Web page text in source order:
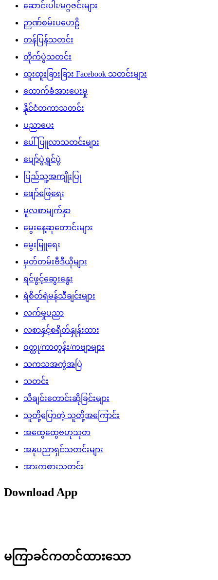
ဆောင်းပါး/မဂ္ဂဇင်းများ
ဉာဏ်စမ်းပဟေဠိ
တန်ပြန်သတင်း
တိုက်ပွဲသတင်း
ထူးထူးခြားခြား Facebook သတင်းများ
ထောက်ခံအားပေးမှု
နိုင်ငံတကာသတင်း
ပညာပေး
ပေါ်ပြူလာသတင်းများ
ပျော်ပွဲရွှင်ပွဲ
ပြည်သူ့အကျိုးပြု
ဖျော်ဖြေရေး
မူလစာမျက်နှာ
မွေးနေ့ဆုတောင်းများ
မွေးမြူရေး
မှတ်တမ်းဗီဒီယိုများ
ရင်ဖွင့်ဆွေးနွေး
ရဲစိတ်ရဲမန်သီချင်းများ
လက်မှုပညာ
လစာနှင့်စရိတ်နှုန်းထား
ဝတ္ထု/ကာတွန်း/ကဗျာများ
သကသအကွဲအပြဲ
သတင်း
သီချင်းတောင်းဆိုခြင်းများ
သူတို့ပြောတဲ့ သူတို့အကြောင်း
အထွေထွေဗဟုသုတ
အနုပညာရှင်သတင်းများ
အားကစားသတင်း
Download App
မကြာခင်ကတင်ထားသော